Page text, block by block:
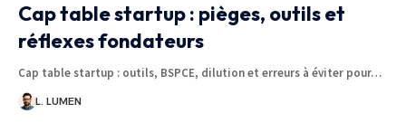
Cap table startup : pièges, outils et
réflexes fondateurs
Cap table startup : outils, BSPCE, dilution et erreurs à éviter pour…
L. LUMEN